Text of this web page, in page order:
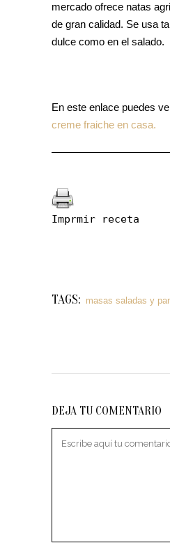
mercado ofrece natas
de gran calidad. Se usa
dulce como en el salado.
En este enlace puedes
creme fraiche en casa.
Imprmir receta
TAGS: masas saladas y
DEJA TU COMENTARIO